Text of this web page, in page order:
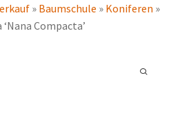
» Baumschule » Koniferen »
‘Nana Compacta’